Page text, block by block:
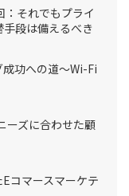
それでもプライ
段は備えるべき
功への道～Wi-Fi
ーズに合わせた顧
コマースマーケテ